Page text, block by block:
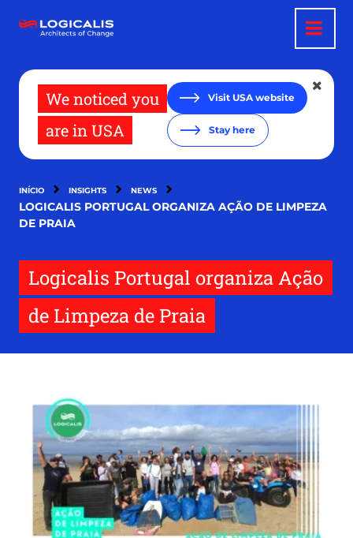
para
We noticed you
are in USA
Visit USA website
Stay here
INÍCIO INSIGHTS NEWS
LOGICALIS PORTUGAL ORGANIZA AÇÃO DE LIMPEZA
DE PRAIA
Logicalis Portugal organiza Ação
de Limpeza de Praia